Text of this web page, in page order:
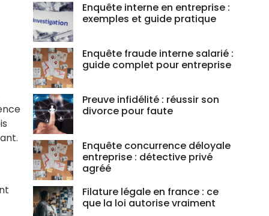
Enquête interne en entreprise :
exemples et guide pratique
Enquête fraude interne salarié :
guide complet pour entreprise
Preuve infidélité : réussir son
divorce pour faute
Enquête concurrence déloyale
entreprise : détective privé
agréé
Filature légale en france : ce
que la loi autorise vraiment